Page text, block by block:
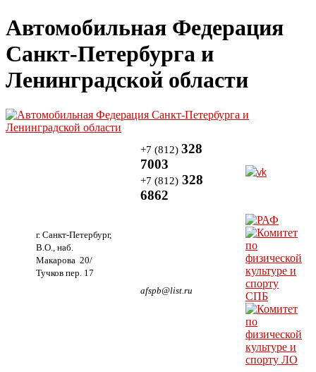
Автомобильная Федерация
Санкт-Петербурга и
Ленинградской области
г. Санкт-Петербург,
В.О., наб.
Макарова 20/
Тучков пер. 17
+7 (812) 328
7003
+7 (812) 328
6862
afspb@list.ru